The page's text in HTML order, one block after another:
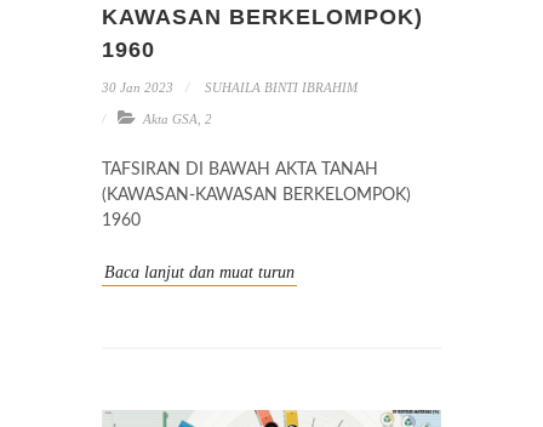
KAWASAN BERKELOMPOK)
1960
30 Jan 2023 SUHAILA BINTI IBRAHIM
Akta GSA 2
TAFSIRAN DI BAWAH AKTA TANAH
(KAWASAN-KAWASAN BERKELOMPOK)
1960
Baca lanjut dan muat turun